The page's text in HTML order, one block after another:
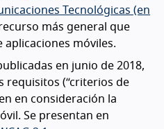
Tecnológicas (en
más general que
aplicaciones móviles.
publicadas en junio de 2018,
requisitos (“criterios de
en consideración la
Se presentan en